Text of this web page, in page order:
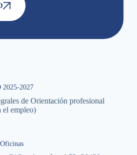
2025-2027
de Orientación profesional
el empleo)
Oficinas